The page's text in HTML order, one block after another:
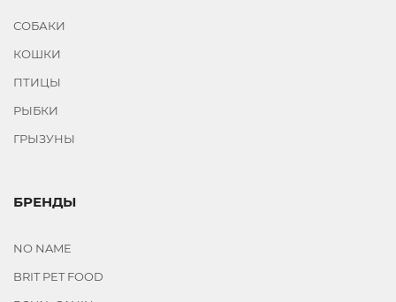
СОБАКИ
КОШКИ
ПТИЦЫ
РЫБКИ
ГРЫЗУНЫ
БРЕНДЫ
NO NAME
BRIT PET FOOD